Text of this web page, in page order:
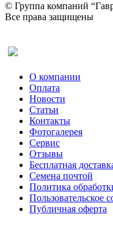
© Группа компаний
Все права защищены
О компании
Оплата
Новости
Статьи
Контакты
Фотогалерея​
Сервис
Отзывы
Бесплатная
Семена почтой
Политика
Пользовательское
Публичная оферта